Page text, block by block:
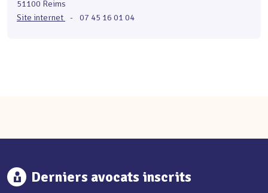
51100 Reims
Site internet
- 07 45 16 01 04
Derniers avocats inscrits